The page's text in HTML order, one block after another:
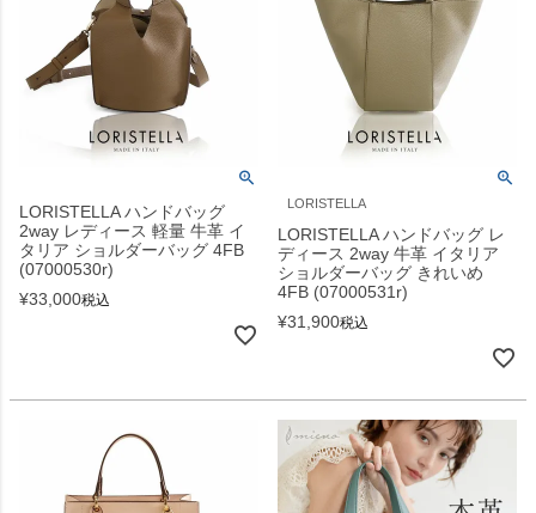
LORISTELLA ハンドバッグ
2way レディース 軽量 牛革 イ
タリア ショルダーバッグ 4FB
(07000530r)
¥33,000税込
LORISTELLA
LORISTELLA ハンドバッグ レ
ディース 2way 牛革 イタリア
ショルダーバッグ きれいめ
4FB (07000531r)
¥31,900税込